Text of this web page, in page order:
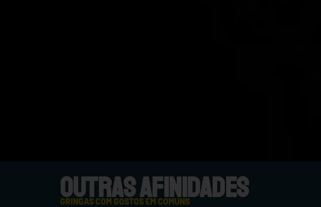
OUTRAS AFINIDADES
GRINGAS COM GOSTOS EM COMUNS